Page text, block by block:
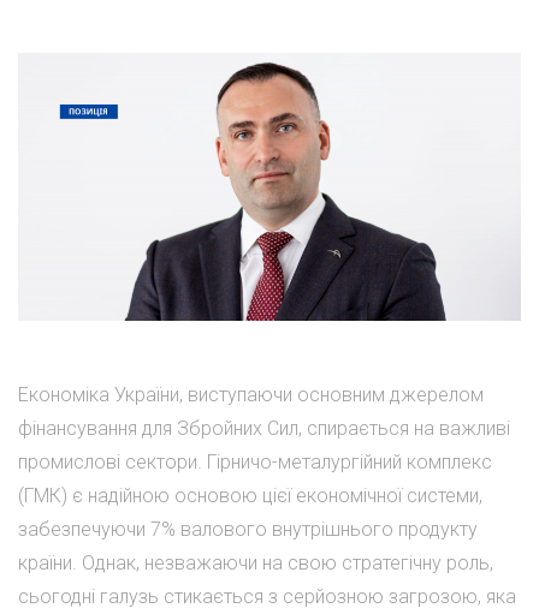
Економіка України, виступаючи основним джерелом
фінансування для Збройних Сил, спирається на важливі
промислові сектори. Гірничо-металургійний комплекс
(ГМК) є надійною основою цієї економічної системи,
забезпечуючи 7% валового внутрішнього продукту
країни. Однак, незважаючи на свою стратегічну роль,
сьогодні галузь стикається з серйозною загрозою, яка